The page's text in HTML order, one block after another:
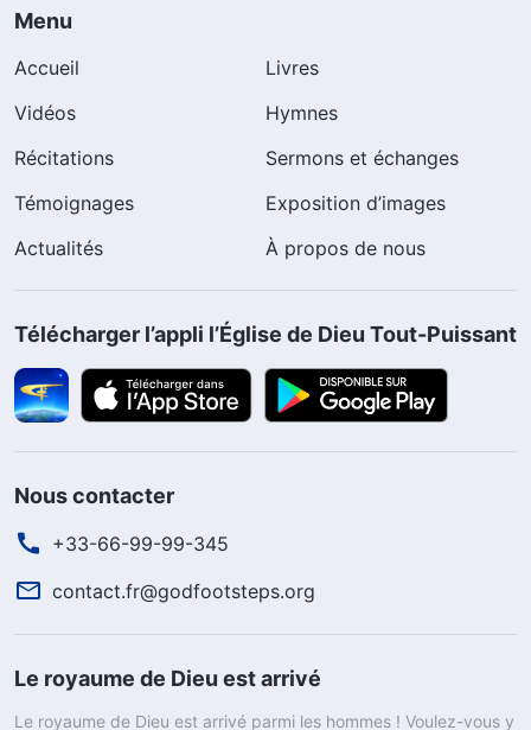
Menu
Accueil
Livres
Vidéos
Hymnes
Récitations
Sermons et échanges
Témoignages
Exposition d’images
Actualités
À propos de nous
Télécharger l’appli l’Église de Dieu Tout-Puissant
Nous contacter
+33-66-99-99-345
contact.fr@godfootsteps.org
Le royaume de Dieu est arrivé
Le royaume de Dieu est arrivé parmi les hommes ! Voulez-vous y